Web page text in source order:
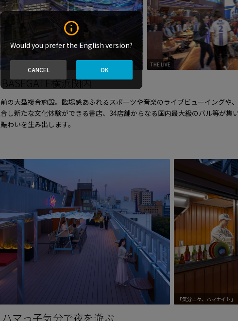
Would you prefer the English version?
CANCEL OK
横浜関内 THE LIVE
THE LIVE
BASEGATE横浜関内
の大型複合施設。臨場感あふれるスポーツや音楽のライブビューイングや
合し新たな文化体験ができる書店、34店舗からなる国内最大級のバル等が集
わいを生み出します。
テラス 「気分上々、
「気分上々、ハマナイト」
ハマっ子気分で夜を遊ぶ